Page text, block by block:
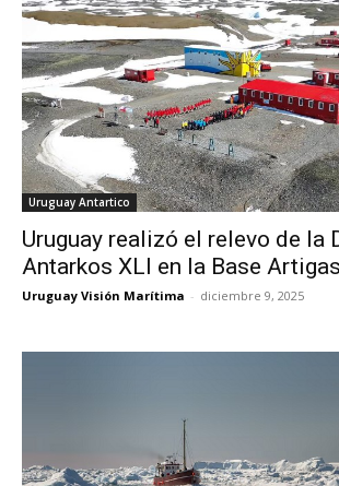
Uruguay Antartico
Uruguay realizó el relevo de la
Antarkos XLI en la Base Artigas
Uruguay Visión Marítima - diciembre 9, 2025